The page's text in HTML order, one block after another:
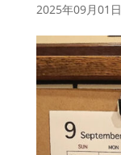
2025年09月01日